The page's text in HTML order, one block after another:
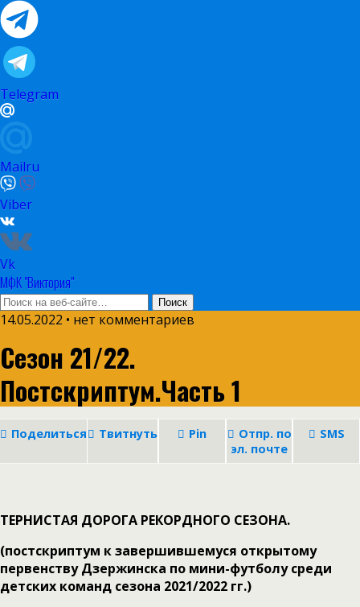
Telegram
Mailru
Viber
Vk
МФК "Виктория"
14.05.2022 • нет комментариев
Сезон 21/22.
Постскриптум.Часть 1
Поделиться Твитнуть Pin
Отпр. по
эл. почте
SMS
ТЕРНИСТАЯ ДОРОГА РЕКОРДНОГО СЕЗОНА.
(постскриптум к завершившемуся открытому
первенству Дзержинска по мини-футболу среди
детских команд сезона 2021/2022 гг.)